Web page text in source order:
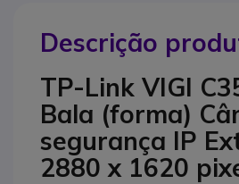
Descrição
TP-Link VIGI
Bala (forma)
segurança IP
2880 x 1620